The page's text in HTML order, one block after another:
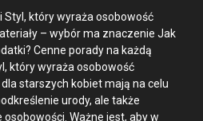
Styl, który wyraża osobowość
– wybór ma znaczenie Jak
Cenne porady na każdą
który wyraża osobowość
starszych kobiet mają na celu
urody, ale także
osobowości. Ważne jest, aby w